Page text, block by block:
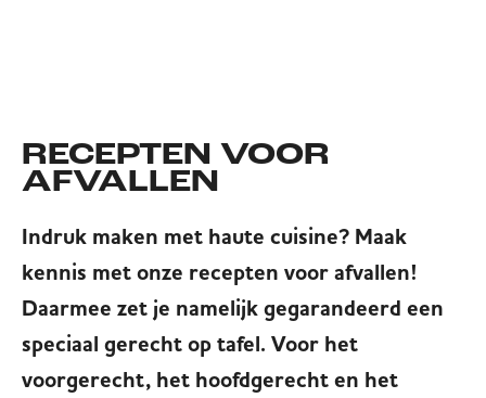
RECEPTEN VOOR
AFVALLEN
Indruk maken met haute cuisine? Maak
kennis met onze recepten voor afvallen!
Daarmee zet je namelijk gegarandeerd een
speciaal gerecht op tafel. Voor het
voorgerecht, het hoofdgerecht en het